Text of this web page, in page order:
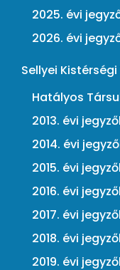
2025. évi
2026. évi
Sellyei
Hatályos
2013. évi
2014. évi
2015. évi
2016. évi
2017. évi
2018. évi
2019. évi